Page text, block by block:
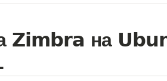
Zimbra на